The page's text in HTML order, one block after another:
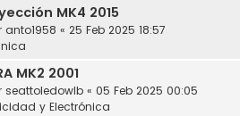
MK4 2015
anto1958 « 25 Feb 2025 18:57
MK2 2001
seattoledowlb « 05 Feb 2025 00:05
y Electrónica